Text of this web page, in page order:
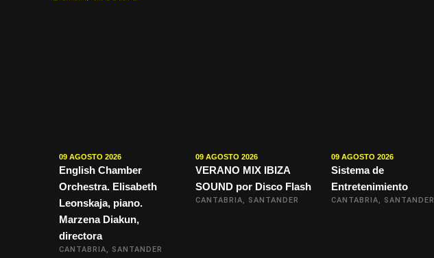
09 AGOSTO 2026
English Chamber
Orchestra. Elisabeth
Leonskaja, piano.
Marzena Diakun,
directora
CANTABRIA, SANTANDER
09 AGOSTO 2026
VERANO MIX IBIZA
SOUND por Disco Flash
CANTABRIA, SANTANDER
09 AGOSTO 2026
Sistema de
Entretenimiento
CANTABRIA, SANTANDER